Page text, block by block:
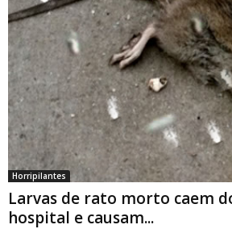
Horripilantes
Larvas de rato morto caem
hospital e causam...